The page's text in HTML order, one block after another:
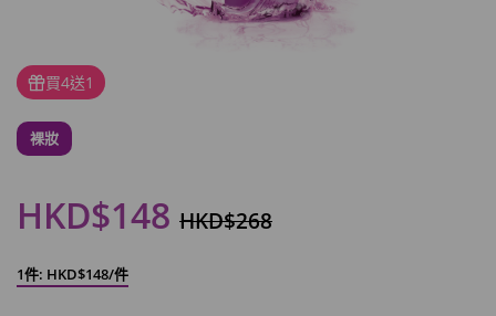
買4送1
裸妝
HKD$148 HKD$268
1件: HKD$148/件